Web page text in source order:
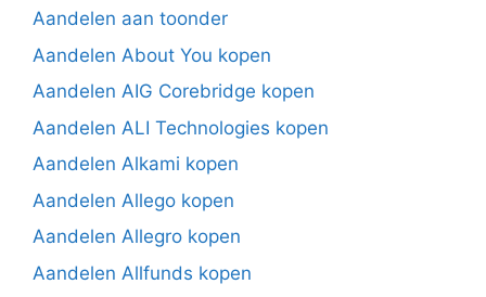
Aandelen aan toonder
Aandelen About You kopen
Aandelen AIG Corebridge kopen
Aandelen ALI Technologies kopen
Aandelen Alkami kopen
Aandelen Allego kopen
Aandelen Allegro kopen
Aandelen Allfunds kopen